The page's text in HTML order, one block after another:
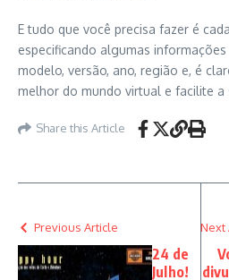
E tudo que você precisa fazer é
especificando algumas
modelo, versão, ano, região e, é
melhor do mundo virtual e facilite a
Share this Article
Previous Article
24 de
Julho!
Next